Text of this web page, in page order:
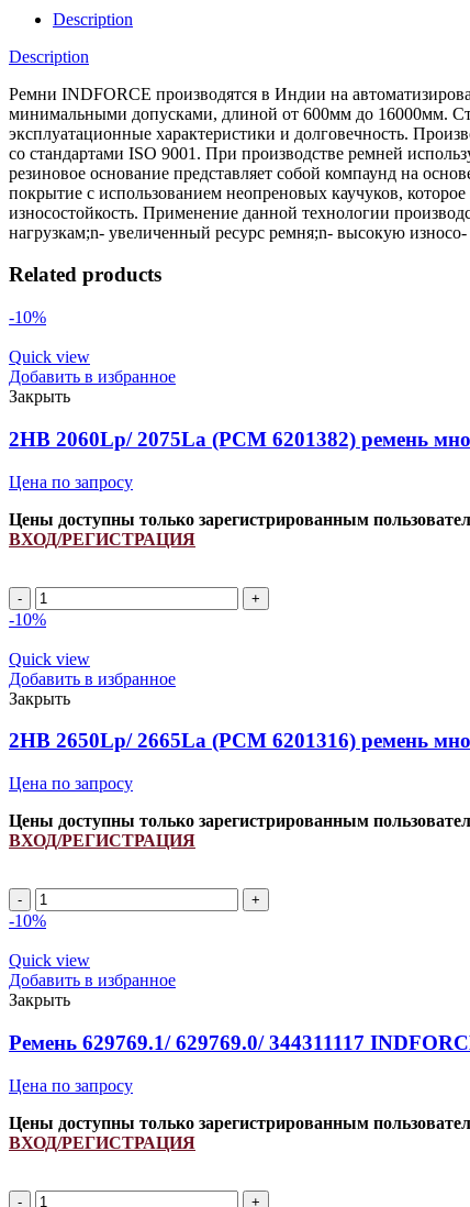
Description
Description
Ремни INDFORCE производятся в Индии на
минимальными допусками, длиной от 600мм до 16000мм.
эксплуатационные характеристики и долговечность.
со стандартами ISO 9001. При производстве ремней
резиновое основание представляет собой компаунд на
покрытие с использованием неопреновых каучуков,
износостойкость. Применение данной технологии
нагрузкам;n- увеличенный ресурс ремня;n- высокую
Related products
-10%
Quick view
Добавить в избранное
Закрыть
2HB 2060Lp/ 2075La (РСМ 6201382) ремень
Цена по запросу
Цены доступны только зарегистрированным
ВХОД/РЕГИСТРАЦИЯ
2HB
2060Lp/
(РСМ
6201382)
ремень
многоручьевой
INDFORCE
Strongest
-10%
Quick view
Добавить в избранное
Закрыть
2HB 2650Lp/ 2665La (PCM 6201316) ремень
Цена по запросу
Цены доступны только зарегистрированным
ВХОД/РЕГИСТРАЦИЯ
2HB
2650Lp/
(PCM
6201316)
ремень
многоручьевой
INDFORCE
Strongest
-10%
Quick view
Добавить в избранное
Закрыть
Ремень 629769.1/ 629769.0/ 344311117
Цена по запросу
Цены доступны только зарегистрированным
ВХОД/РЕГИСТРАЦИЯ
Ремень